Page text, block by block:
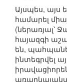
Այսպես, այս
համարել
(ներառյալ՝
հայազգի
են,
ինտեգրվել